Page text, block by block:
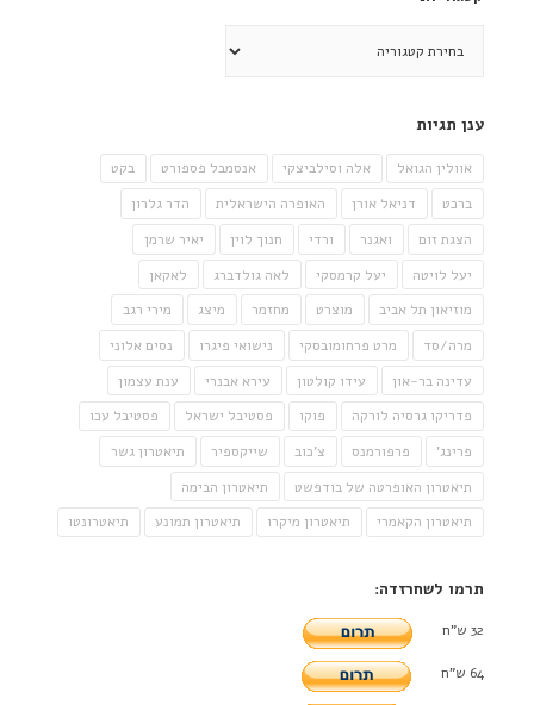
ענן תגיות
אוולין הגואל אלה וסילביצקי אנסמבל פספורט
בקט
ברכט
דניאל אורן האופרה הישראלית
הדר גלרון
הצגת זום
ואגנר ורדי חנוך לוין
יאיר שרמן
יעל לויטה
יעל קרמסקי לאה גולדברג
לאקאן
מוזיאון תל אביב
מוצרט מחזמר מיצג
מירי רגב
מרה/סד
מרט פרחומובסקי נישואי פיגרו
נסים אלוני
עדינה בר-און
עידו קולטון עירא אבנרי
ענת עצמון
פדריקו גרסיה לורקה
פוקו פסטיבל ישראל
פסטיבל עכו
פרינג'
פרפורמנס צ'כוב שייקספיר
תיאטרון גשר
תיאטרון האופרטה של בודפשט
תיאטרון הבימה
תיאטרון הקאמרי
תיאטרון מיקרו תיאטרון תמונע תיאטרונטו
תרמו לשחרזדה:
32 ש"ח
64 ש"ח